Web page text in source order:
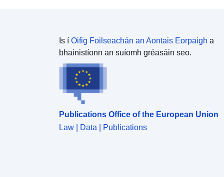
Is í Oifig Foilseachán an Aontais Eorpaigh a
bhainistíonn an suíomh gréasáin seo.
Publications Office of the European Union
Law | Data | Publications